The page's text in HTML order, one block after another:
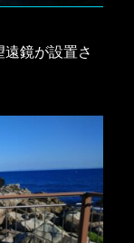
鏡が設置さ